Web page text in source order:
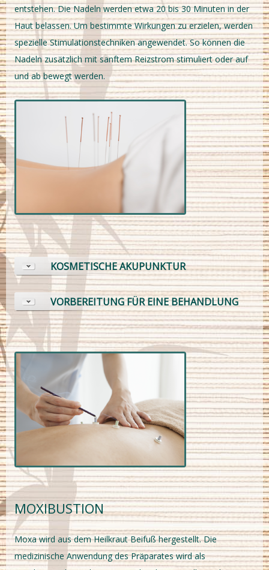
entstehen. Die Nadeln werden etwa 20 bis 30 Minuten in der
Haut belassen. Um bestimmte Wirkungen zu erzielen, werden
spezielle Stimulationstechniken angewendet. So können die
Nadeln zusätzlich mit sanftem Reizstrom stimuliert oder auf
und ab bewegt werden.
KOSMETISCHE AKUPUNKTUR
VORBEREITUNG FÜR EINE BEHANDLUNG
MOXIBUSTION
Moxa wird aus dem Heilkraut Beifuß hergestellt. Die
medizinische Anwendung des Präparates wird als